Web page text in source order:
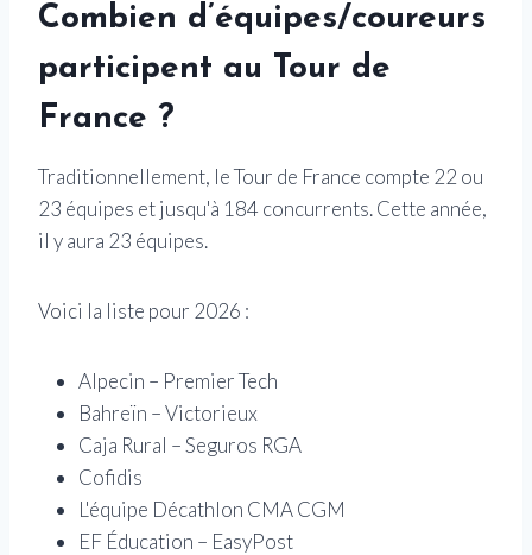
Combien d’équipes/coureurs
participent au Tour de
France ?
Traditionnellement, le Tour de France compte 22 ou
23 équipes et jusqu'à 184 concurrents. Cette année,
il y aura 23 équipes.
Voici la liste pour 2026 :
Alpecin – Premier Tech
Bahreïn – Victorieux
Caja Rural – Seguros RGA
Cofidis
L'équipe Décathlon CMA CGM
EF Éducation – EasyPost